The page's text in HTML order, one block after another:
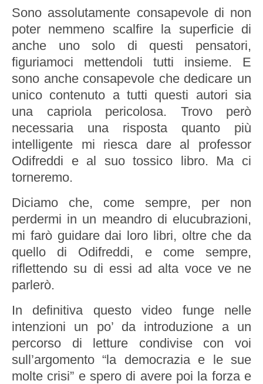
Sono assolutamente consapevole di non
poter nemmeno scalfire la superficie di
anche uno solo di questi pensatori,
figuriamoci mettendoli tutti insieme. E
sono anche consapevole che dedicare un
unico contenuto a tutti questi autori sia
una capriola pericolosa. Trovo però
necessaria una risposta quanto più
intelligente mi riesca dare al professor
Odifreddi e al suo tossico libro. Ma ci
torneremo.
Diciamo che, come sempre, per non
perdermi in un meandro di elucubrazioni,
mi farò guidare dai loro libri, oltre che da
quello di Odifreddi, e come sempre,
riflettendo su di essi ad alta voce ve ne
parlerò.
In definitiva questo video funge nelle
intenzioni un po’ da introduzione a un
percorso di letture condivise con voi
sull’argomento “la democrazia e le sue
molte crisi” e spero di avere poi la forza e